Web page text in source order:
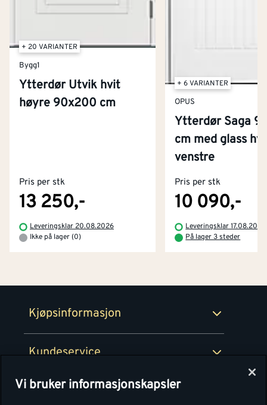
+ 20 VARIANTER
Bygg1
Ytterdør Utvik hvit
høyre 90x200 cm
Pris per stk
13 250,-
Leveringsklar 20.08.2026
Ikke på lager (0)
+ 6 VARIANTER
OPUS
Ytterdør Saga
cm med glass
venstre
Pris per stk
10 090,-
Leveringsklar 17.08.2026
På lager 3 steder
Kjøpsinformasjon
Kjøpsbetingelser
Betaling
Retur- og angrerettsskjema
Kundeservice
Tjenester
Montér Klubb
Montér
Byggevarehus og åpningstider
Prismatch
Personvern
Vi bruker informasjonskapsler